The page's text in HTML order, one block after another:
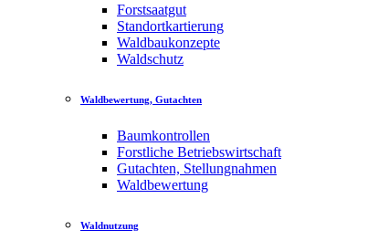
Forstsaatgut
Standortkartierung
Waldbaukonzepte
Waldschutz
Waldbewertung, Gutachten
Baumkontrollen
Forstliche Betriebswirtschaft
Gutachten, Stellungnahmen
Waldbewertung
Waldnutzung